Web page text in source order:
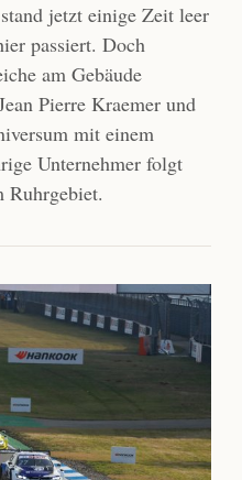
jetzt einige Zeit leer
passiert. Doch
am Gebäude
Pierre Kraemer und
mit einem
Unternehmer folgt